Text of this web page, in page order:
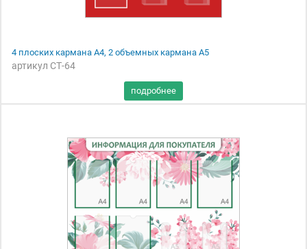
4 плоских кармана А4, 2 объемных кармана А5
артикул СТ-64